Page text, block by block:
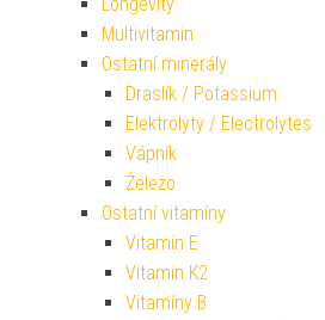
Multivitamin
Ostatní minerály
Draslík / Potassium
Elektrolyty / Electrolytes
Vápník
Železo
Ostatní vitamíny
Vitamin E
Vitamin K2
Vitamíny B